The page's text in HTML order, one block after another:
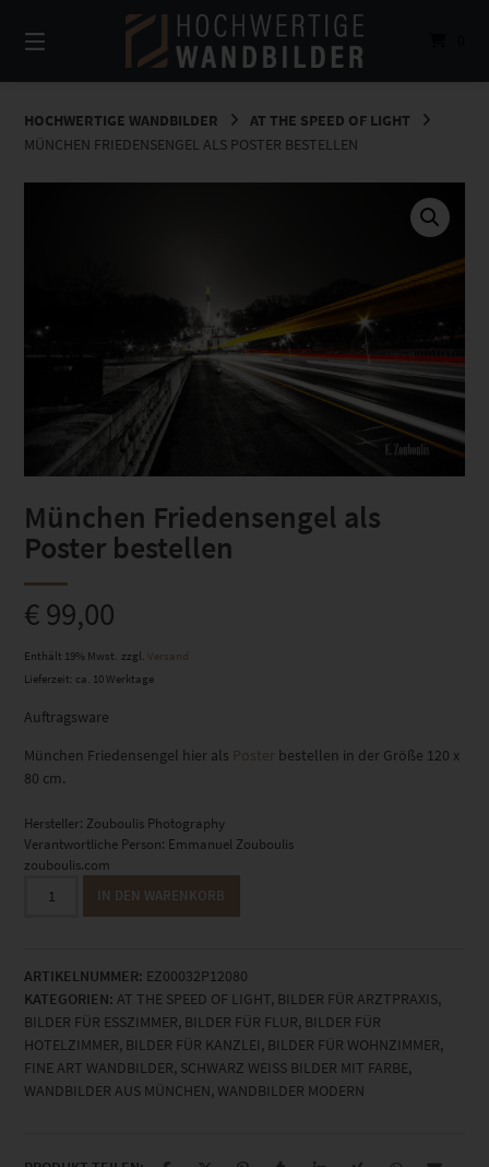
zum
Inhalt
HOCHWERTIGE WANDBILDER
AT THE SPEED OF LIGHT
MÜNCHEN FRIEDENSENGEL ALS POSTER BESTELLEN
München Friedensengel als
Poster bestellen
€99,00
Enthält 19% Mwst. zzgl. Versand
Lieferzeit: ca. 10 Werktage
Auftragsware
München Friedensengel hier als Poster bestellen in der Größe 120 x
80 cm.
Hersteller: Zouboulis Photography
Verantwortliche Person: Emmanuel Zouboulis
zouboulis.com
Friedensengel
bestellen
Menge
IN DEN WARENKORB
ARTIKELNUMMER: EZ00032P12080
KATEGORIEN: AT THE SPEED OF LIGHT, BILDER FÜR ARZTPRAXIS,
BILDER FÜR ESSZIMMER, BILDER FÜR FLUR, BILDER FÜR
HOTELZIMMER, BILDER FÜR KANZLEI, BILDER FÜR WOHNZIMMER,
FINE ART WANDBILDER, SCHWARZ WEISS BILDER MIT FARBE ,
WANDBILDER AUS MÜNCHEN, WANDBILDER MODERN